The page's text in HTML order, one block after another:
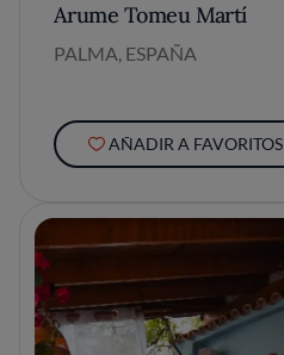
Arume Tomeu Martí
PALMA, ESPAÑA
AÑADIR A FAVORITOS